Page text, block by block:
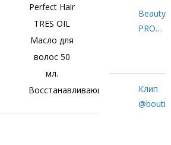
Perfect Hair
TRES OIL
Масло для
волос 50
мл.
Восстанавливающий..
спрее
20 в 1
Клип